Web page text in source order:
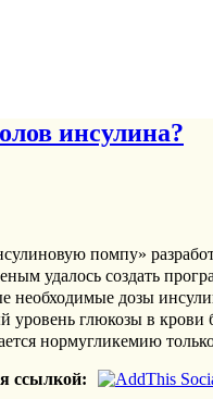
инсулина?
помпу»
удалось создать
необходимые дозы
уровень глюкозы в
нормугликемию
ссылкой: